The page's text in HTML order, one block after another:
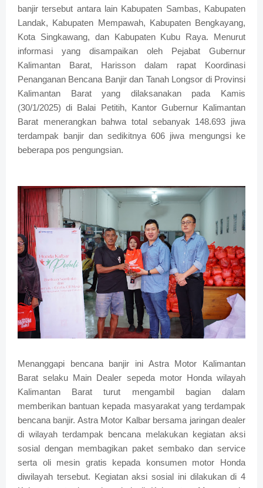
banjir tersebut antara lain Kabupaten Sambas, Kabupaten
Landak, Kabupaten Mempawah, Kabupaten Bengkayang,
Kota Singkawang, dan Kabupaten Kubu Raya. Menurut
informasi yang disampaikan oleh Pejabat Gubernur
Kalimantan Barat, Harisson dalam rapat Koordinasi
Penanganan Bencana Banjir dan Tanah Longsor di Provinsi
Kalimantan Barat yang dilaksanakan pada Kamis
(30/1/2025) di Balai Petitih, Kantor Gubernur Kalimantan
Barat menerangkan bahwa total sebanyak 148.693 jiwa
terdampak banjir dan sedikitnya 606 jiwa mengungsi ke
beberapa pos pengungsian.
Menanggapi bencana banjir ini Astra Motor Kalimantan
Barat selaku Main Dealer sepeda motor Honda wilayah
Kalimantan Barat turut mengambil bagian dalam
memberikan bantuan kepada masyarakat yang terdampak
bencana banjir. Astra Motor Kalbar bersama jaringan dealer
di wilayah terdampak bencana melakukan kegiatan aksi
sosial dengan membagikan paket sembako dan service
serta oli mesin gratis kepada konsumen motor Honda
diwilayah tersebut. Kegiatan aksi sosial ini dilakukan di 4